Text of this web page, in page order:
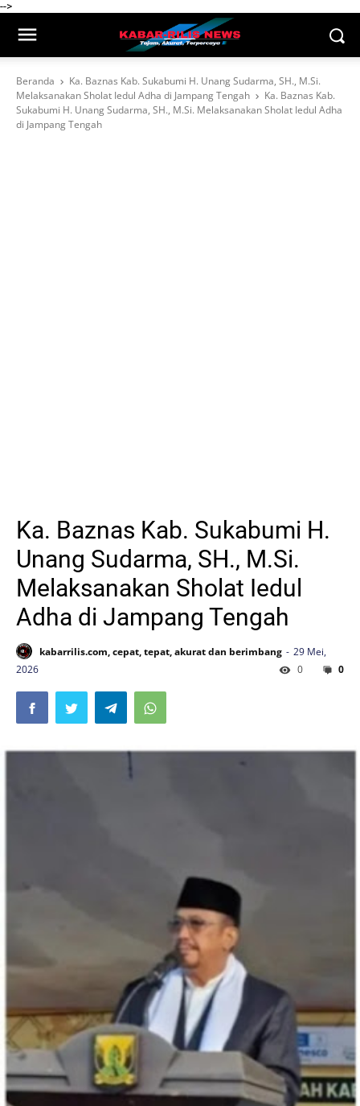
-->
Beranda
Ka. Baznas Kab. Sukabumi H. Unang Sudarma, SH., M.Si.
Melaksanakan Sholat Iedul Adha di Jampang Tengah
Ka. Baznas Kab.
Sukabumi H. Unang Sudarma, SH., M.Si. Melaksanakan Sholat Iedul Adha
di Jampang Tengah
Ka. Baznas Kab. Sukabumi H.
Unang Sudarma, SH., M.Si.
Melaksanakan Sholat Iedul
Adha di Jampang Tengah
kabarrilis.com, cepat, tepat, akurat dan berimbang
29 Mei,
2026
0
0